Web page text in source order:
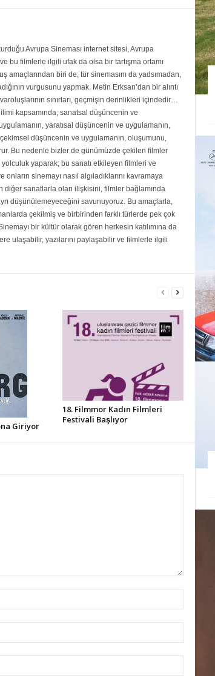
Avrupa Sineması internet sitesi, Avrupa
bu filmlerle ilgili ufak da olsa bir tartışma ortamı
amaçlarından biri de; tür sinemasını da yadsımadan,
vurgusunu yapmak. Metin Erksan’dan bir alıntı
sınırları, geçmişin derinlikleri içindedir…
kapsamında; sanatsal düşüncenin ve
yaratısal düşüncenin ve uygulamanın,
düşüncenin ve uygulamanın, oluşumunu,
Bu nedenle bizler de günümüzde çekilen filmler
yaparak; bu sanatı etkileyen filmleri ve
sinemayı nasıl algıladıklarını kavramaya
diğer sanatlarla olan ilişkisini, filmler bağlamında
düşünülemeyeceğini savunuyoruz. Bu amaçlarla,
çekilmiş ve birbirinden farklı türlerde pek çok
bir kültür olarak gören herkesin katılımına da
ulaşabilir, yazılarını paylaşabilir ve filmlerle ilgili
Giriyor
18. Filmmor Kadın Filmleri
Festivali Başlıyor